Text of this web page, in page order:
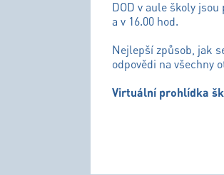
DOD v aule školy jsou
a v 16.00 hod.
Nejlepší způsob, jak
odpovědi na všechny
Virtuální prohlídka